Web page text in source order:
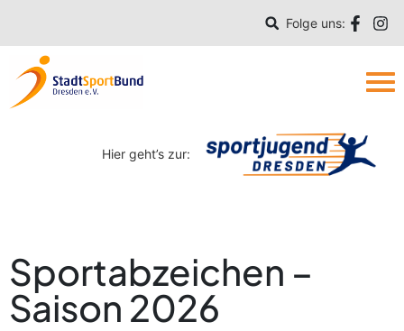
Folge uns:
Hier geht’s zur:
Sportabzeichen –
Saison 2026